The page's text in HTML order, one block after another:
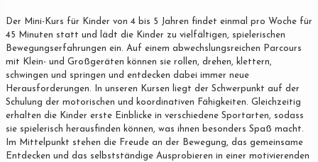
Der Mini-Kurs für Kinder von 4 bis 5 Jahren findet einmal pro Woche für
45 Minuten statt und lädt die Kinder zu vielfältigen, spielerischen
Bewegungserfahrungen ein. Auf einem abwechslungsreichen Parcours
mit Klein- und Großgeräten können sie rollen, drehen, klettern,
schwingen und springen und entdecken dabei immer neue
Herausforderungen. In unseren Kursen liegt der Schwerpunkt auf der
Schulung der motorischen und koordinativen Fähigkeiten. Gleichzeitig
erhalten die Kinder erste Einblicke in verschiedene Sportarten, sodass
sie spielerisch herausfinden können, was ihnen besonders Spaß macht.
Im Mittelpunkt stehen die Freude an der Bewegung, das gemeinsame
Entdecken und das selbstständige Ausprobieren in einer motivierenden